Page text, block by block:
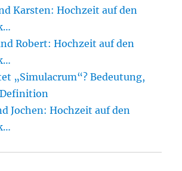
Karsten: Hochzeit auf den
Robert: Hochzeit auf den
„Simulacrum“? Bedeutung,
Jochen: Hochzeit auf den